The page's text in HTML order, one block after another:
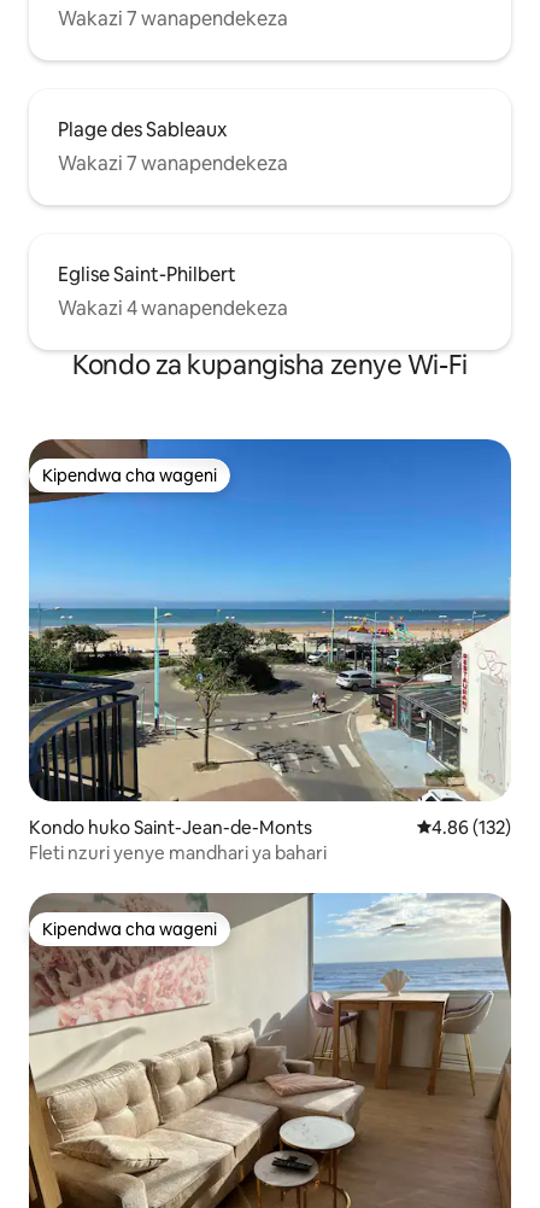
Wakazi 7 wanapendekeza
Plage des Sableaux
Wakazi 7 wanapendekeza
Eglise Saint-Philbert
Wakazi 4 wanapendekeza
Kondo za kupangisha zenye Wi-Fi
Kipendwa cha wageni
Kipendwa cha wageni
Kondo huko Saint-Jean-de-Monts Ukadiriaji wa
4.86 (132)
Fleti nzuri yenye mandhari ya bahari
Kipendwa cha wageni
Kipendwa cha wageni